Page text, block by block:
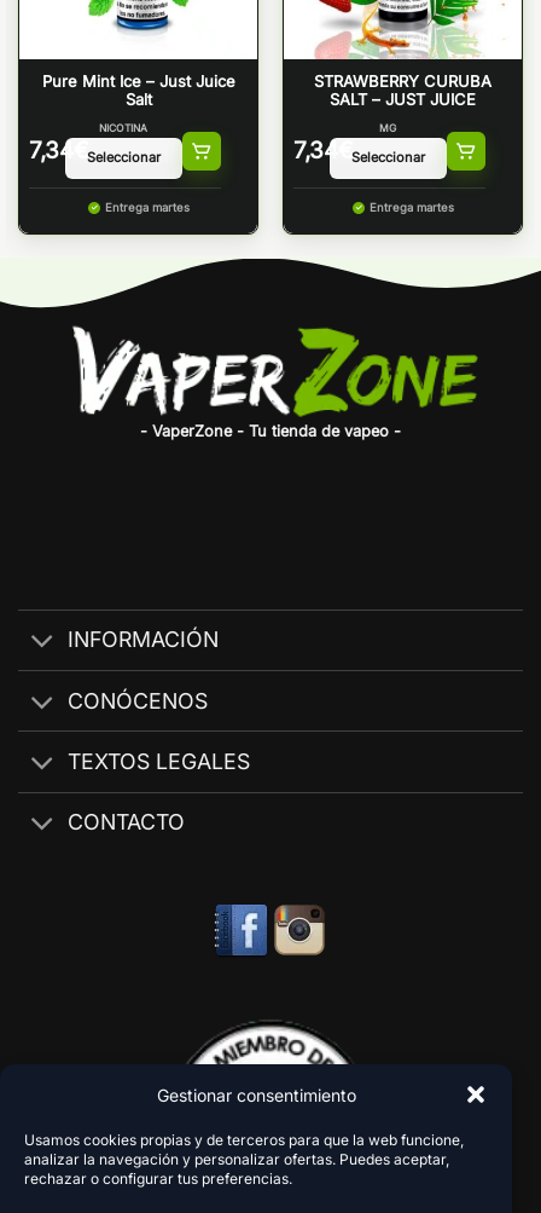
Gestionar consentimiento
Usamos cookies propias y de terceros para que la web funcione,
analizar la navegación y personalizar ofertas. Puedes aceptar,
rechazar o configurar tus preferencias.
Pure Mint Ice – Just Juice
Salt
7,34 €
NICOTINA
Entrega martes
STRAWBERRY CURUBA
SALT – JUST JUICE
7,34 €
MG
Entrega martes
- VaperZone - Tu tienda de vapeo -
INFORMACIÓN
CONÓCENOS
TEXTOS LEGALES
CONTACTO